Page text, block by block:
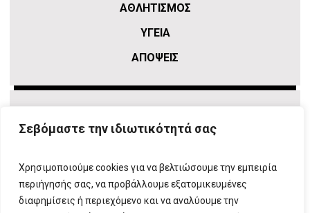
Σεβόμαστε την ιδιωτικότητά σας
Χρησιμοποιούμε cookies για να βελτιώσουμε την εμπειρία
περιήγησής σας, να προβάλλουμε εξατομικευμένες
διαφημίσεις ή περιεχόμενο και να αναλύουμε την
ΑΘΛΗΤΙΣΜΌΣ
ΥΓΕΙΑ
ΑΠΟΨΕΙΣ